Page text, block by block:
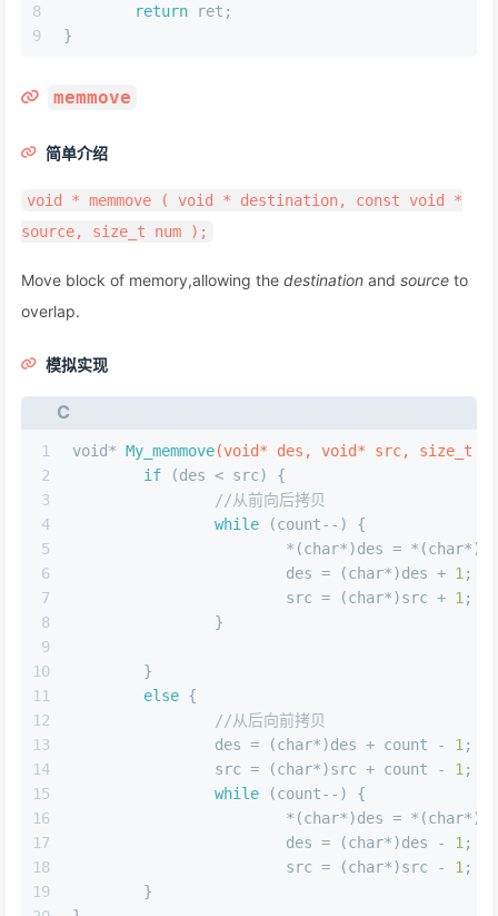
8
9
return ret;
}
memmove
简单介绍
void * memmove ( void * destination, const void *
source, size_t num );
Move block of memory,allowing the destination and source to
overlap.
模拟实现
C
1
2
3
4
5
6
7
8
9
10
11
12
13
14
15
16
17
18
19
void* My_memmove(void* des, void* src, size_t
if (des < src) {
//从前向后拷贝
while (count--) {
			*(
char*)des = *(char
			des = (
char*)des + 1 ;
			src = (
char*)src + 1 ;
		}
	}
else {
//从后向前拷贝
		des = (
char*)des + count - 1 ;
		src = (
char*)src + count - 1 ;
while (count--) {
			*(
char*)des = *(char
			des = (
char*)des - 1 ;
			src = (
char*)src - 1 ;
	}